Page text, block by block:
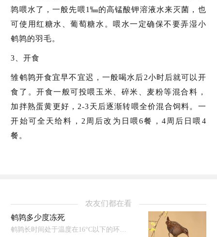
鹑喂水了，一般先喂1‱的高锰酸钾溶液水来灭菌，也
可使用红糖水、葡萄糖水。喂水一定确保不要弄湿小
鹌鹑的羽毛。
3、开食
雏鹌鹑开食宜早不宜迟，一般喝水后2小时后就可以开
食了。开食一般可投喂玉米、碎米、麦粉等混合料，
加拌熟蛋黄更好，2-3天后逐渐转喂全价混合饲料。一
开始可全天给料，2周后改为日喂6餐，4周后日喂4
餐。
农友们都在看
鹌鹑多少度冻死
鹌鹑长时间处于温度在16°C以下的环境中就有可能会冻死。鹌鹑是一类候鸟，常栖居于气候温暖的地方，是稚科中迁徙能力相对较弱的一种，...